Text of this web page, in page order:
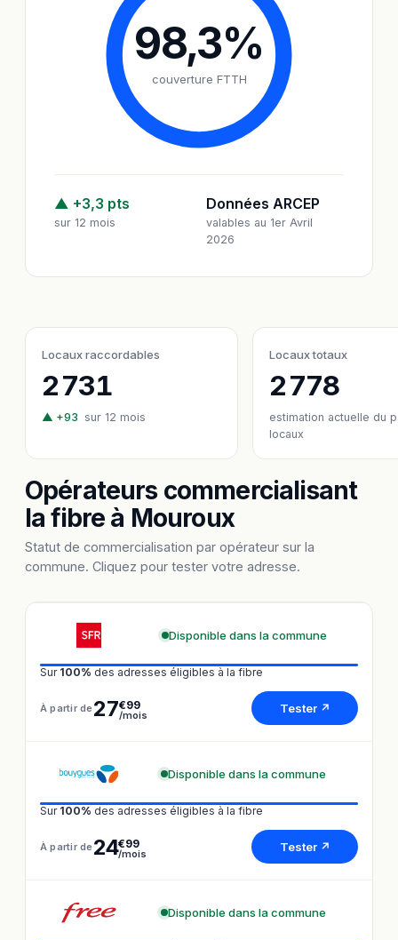
98,3%
couverture FTTH
▲ +3,3 pts
sur 12 mois
Données ARCEP
valables au 1er Avril
2026
Locaux raccordables
2 731
▲ +93 sur 12 mois
Locaux totaux
2 778
estimation actuelle du
locaux
Opérateurs commercialisant
la fibre à Mouroux
Statut de commercialisation par opérateur sur la
commune. Cliquez pour tester votre adresse.
Disponible dans la commune
Sur 100% des adresses éligibles à la fibre
À partir de 27€99
/mois Tester ↗
Disponible dans la commune
Sur 100% des adresses éligibles à la fibre
À partir de 24€99
/mois Tester ↗
Disponible dans la commune